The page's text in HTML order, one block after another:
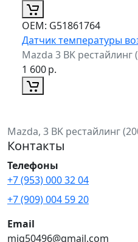
ОЕМ: G51861764
Датчик температуры
Mazda 3 BK
1 600р.
Mazda, 3 BK рестайлинг
Контакты
Телефоны
+7 (953) 000 32 04
+7 (909) 004 59 20
Email
mig50496@gmail.com